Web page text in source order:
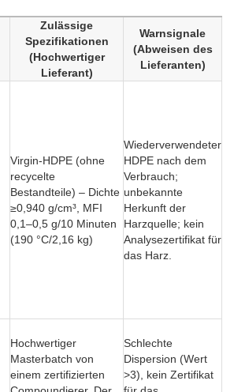
Zulässige
Spezifikationen
(Hochwertiger
Lieferant)
Warnsignale
(Abweisen des
Lieferanten)
Virgin-HDPE (ohne
recycelte
Bestandteile) – Dichte
≥0,940 g/cm³, MFI
0,1–0,5 g/10 Minuten
(190 °C/2,16 kg)
Wiederverwendeter
HDPE nach dem
Verbrauch;
unbekannte
Herkunft der
Harzquelle; kein
Analysezertifikat für
das Harz.
Hochwertiger
Masterbatch von
einem zertifizierten
Schlechte
Dispersion (Wert
>3), kein Zertifikat